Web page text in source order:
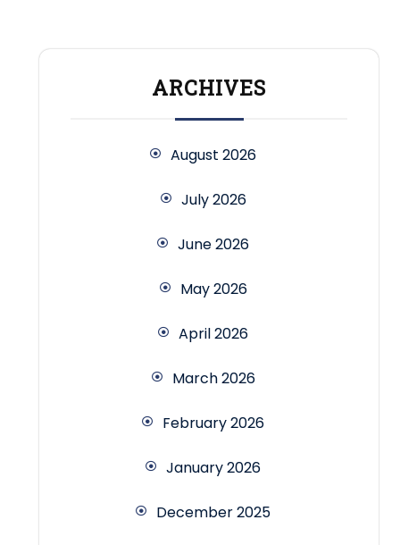
ARCHIVES
August 2026
July 2026
June 2026
May 2026
April 2026
March 2026
February 2026
January 2026
December 2025